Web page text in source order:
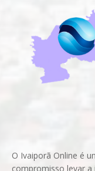
O Ivaiporã Online é
compromisso levar